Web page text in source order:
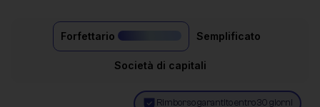
Forfettario Semplificato
Società di capitali
Rimborso garantito entro 30 giorni